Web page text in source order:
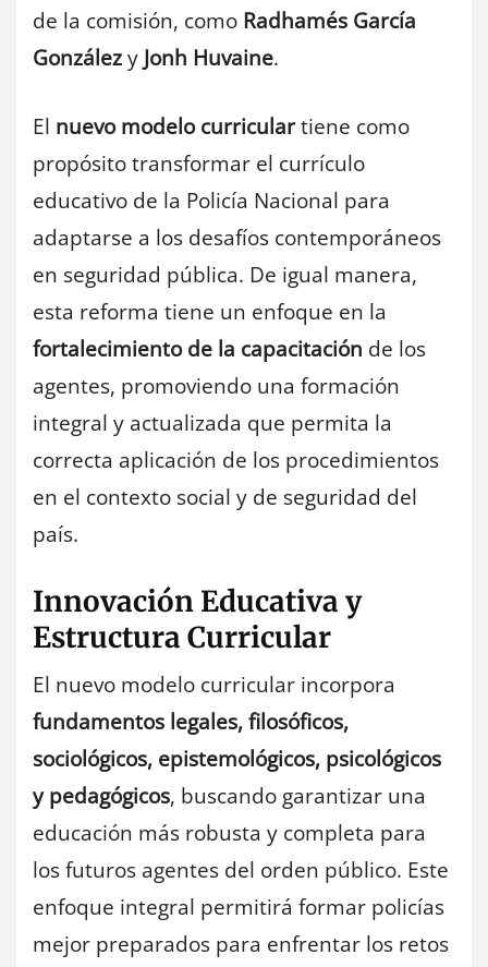
de la comisión, como Radhamés García
Gonzálezy Jonh Huvaine.
El nuevo modelo curriculartiene como
propósito transformar el currículo
educativo de la Policía Nacional para
adaptarse a los desafíos contemporáneos
en seguridad pública. De igual manera,
esta reforma tiene un enfoque en la
fortalecimiento de la capacitación de los
agentes, promoviendo una formación
integral y actualizada que permita la
correcta aplicación de los procedimientos
en el contexto social y de seguridad del
país.
Innovación Educativa y
Estructura Curricular
El nuevo modelo curricular incorpora
fundamentos legales, filosóficos,
sociológicos, epistemológicos, psicológicos
y pedagógicos, buscando garantizar una
educación más robusta y completa para
los futuros agentes del orden público. Este
enfoque integral permitirá formar policías
mejor preparados para enfrentar los retos